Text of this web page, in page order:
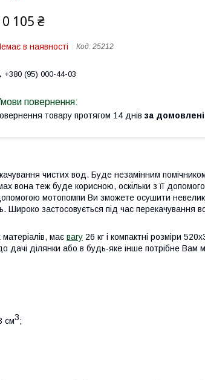
105 ₴
в наявності Код: 25212
+380 (95) 000-44-03
товару протягом 14 днів за
чистих вод. Буде незамінним
вона теж буде корисною, оскільки з її
мотопомпи Ви зможете осушити
Широко застосовується під час перекачування
має вагу 26 кг і компактні розміри
ділянки або в будь-яке інше потрібне Вам
см3;